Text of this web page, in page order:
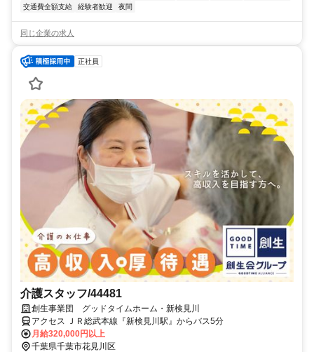
交通費全額支給
経験者歓迎 夜間
同じ企業の求人
正社員
介護スタッフ/44481
創生事業団 グッドタイムホーム・新検見川
アクセス ＪＲ総武本線『新検見川駅』からバス5分
月給320,000円以上
千葉県千葉市花見川区